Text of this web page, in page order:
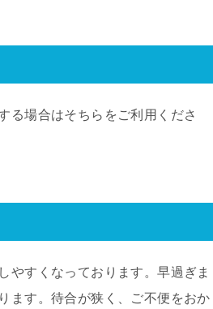
る場合はそちらをご利用くださ
やすくなっております。早過ぎま
ます。待合が狭く、ご不便をおか